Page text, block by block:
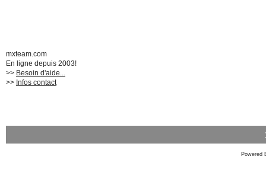
mxteam.com
En ligne depuis 2003!
>> Besoin d'aide...
>> Infos contact
Powered